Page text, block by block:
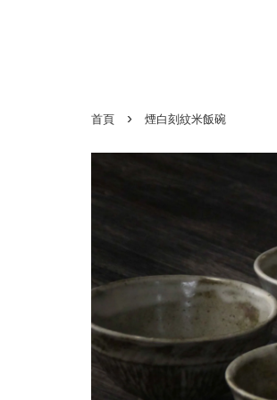
首頁 › 煙白刻紋米飯碗